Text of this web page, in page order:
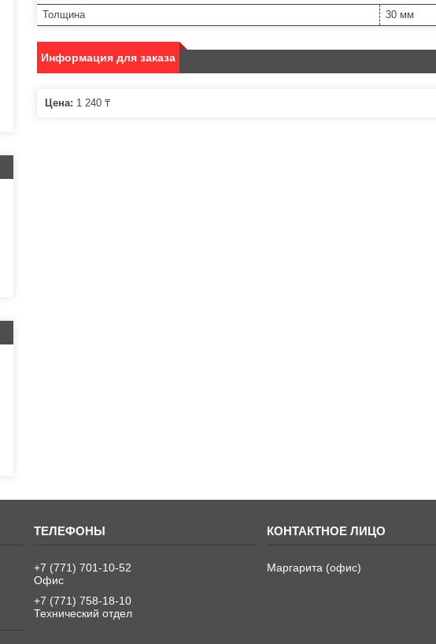
Толщина 30 мм
Информация для заказа
Цена: 1 240 ₸
+7 (771) 701-10-52
Офис
+7 (771) 758-18-10
Технический отдел
Маргарита (офис)